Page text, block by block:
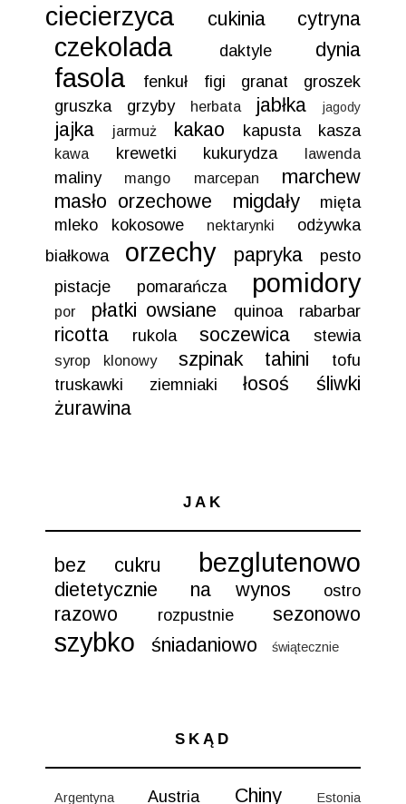
ciecierzyca cukinia cytryna
czekolada daktyle dynia
fasola fenkuł figi granat
groszek
gruszka
grzyby herbata jabłka jagody
jajka jarmuż kakao kapusta kasza
kawa krewetki kukurydza lawenda
maliny mango marcepan
marchew
masło orzechowe
migdały
mięta
mleko kokosowe
nektarynki
odżywka
białkowa
orzechy papryka
pesto
pistacje
pomarańcza pomidory
por płatki owsiane quinoa rabarbar
ricotta rukola soczewica stewia
syrop klonowy szpinak tahini
tofu
truskawki
ziemniaki łosoś
śliwki
żurawina
JAK
bez cukru bezglutenowo
dietetycznie na wynos ostro
razowo rozpustnie sezonowo
szybko śniadaniowo świątecznie
SKĄD
Argentyna Austria Chiny Estonia